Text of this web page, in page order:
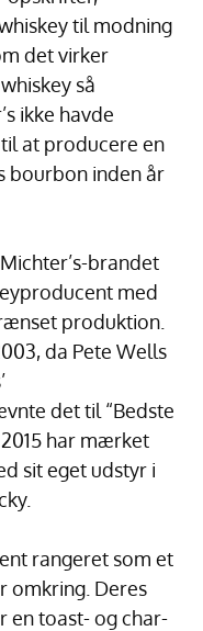
til modning
det virker
så
ikke havde
at producere en
bourbon inden år
brandet
med
produktion.
da Pete Wells
det til “Bedste
har mærket
sit eget udstyr i
rangeret som et
omkring. Deres
en toast- og char-